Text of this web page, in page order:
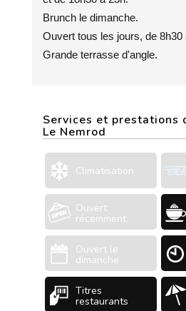
Brunch le dimanche.
Ouvert tous les jours, de 8h30
Grande terrasse d'angle.
Services et prestations
Le Nemrod
Climatisation
Ouvert
récemment
Ouvert le
dimanche
Titres
restaurants